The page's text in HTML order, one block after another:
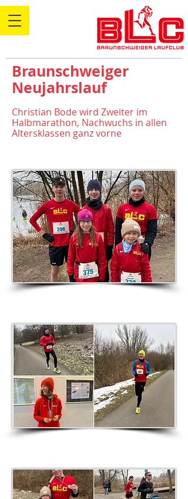
Braunschweiger
Neujahrslauf
Christian Bode wird Zweiter im
Halbmarathon, Nachwuchs in allen
Altersklassen ganz vorne